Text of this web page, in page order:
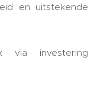
en uitstekende
via investering